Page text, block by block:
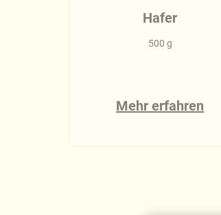
Hafer
500 g
Mehr erfahren